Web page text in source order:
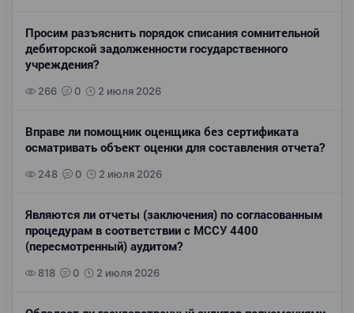
Просим разъяснить порядок списания сомнительной
дебиторской задолженности государственного
учреждения?
266 0 2 июля 2026
Вправе ли помощник оценщика без сертификата
осматривать объект оценки для составления отчета?
248 0 2 июля 2026
Являются ли отчеты (заключения) по согласованным
процедурам в соответствии с МССУ 4400
(пересмотренный) аудитом?
818 0 2 июля 2026